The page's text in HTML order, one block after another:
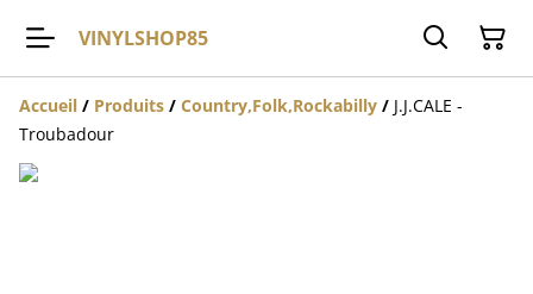
VINYLSHOP85
Accueil / Produits / Country,Folk,Rockabilly / J.J.CALE -
Troubadour